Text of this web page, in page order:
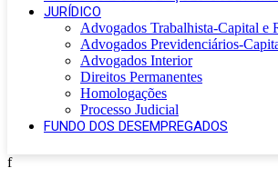
JURÍDICO
Advogados Trabalhista-Capital e
Advogados Previdenciários-
Advogados Interior
Direitos Permanentes
Homologações
Processo Judicial
FUNDO DOS DESEMPREGADOS
f